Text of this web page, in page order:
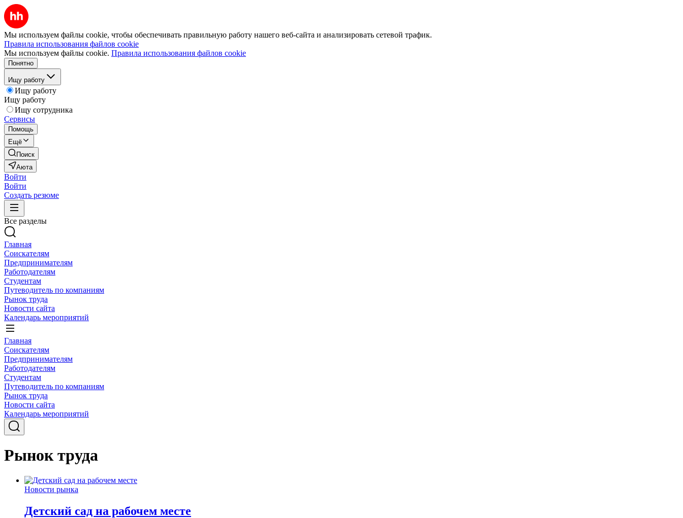
Мы используем файлы cookie, чтобы обеспечивать правильную работу нашего веб-сайта и анализировать сетевой трафик.
Правила использования файлов cookie
Мы используем файлы cookie. Правила использования файлов cookie
Понятно
Ищу работу
Ищу работу
Ищу работу
Ищу сотрудника
Сервисы
Помощь
Ещё
Поиск
Аюта
Войти
Войти
Создать резюме
Все разделы
Главная
Соискателям
Предпринимателям
Работодателям
Студентам
Путеводитель по компаниям
Рынок труда
Новости сайта
Календарь мероприятий
Главная
Соискателям
Предпринимателям
Работодателям
Студентам
Путеводитель по компаниям
Рынок труда
Новости сайта
Календарь мероприятий
Рынок труда
Новости рынка
Детский сад на рабочем месте